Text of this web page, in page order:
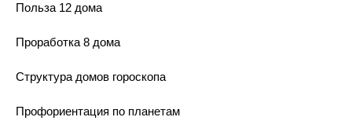
Польза 12 дома
Проработка 8 дома
Структура домов гороскопа
Профориентация по планетам